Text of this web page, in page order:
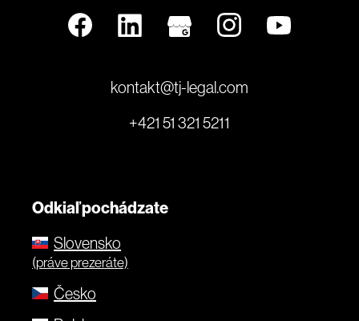
kontakt@tj-legal.com
+421 51 321 5211
Odkiaľ pochádzate
Slovensko
(práve prezeráte)
Česko